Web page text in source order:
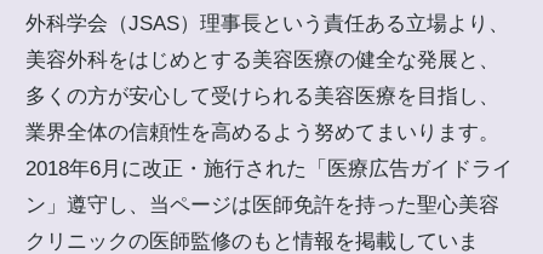
外科学会（JSAS）理事長という責任ある立場より、
美容外科をはじめとする美容医療の健全な発展と、
多くの方が安心して受けられる美容医療を目指し、
業界全体の信頼性を高めるよう努めてまいります。
2018年6月に改正・施行された「医療広告ガイドライ
ン」遵守し、当ページは医師免許を持った聖心美容
クリニックの医師監修のもと情報を掲載していま